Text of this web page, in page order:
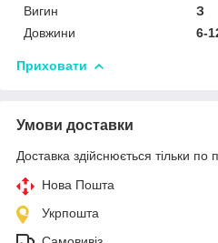
Вигин
З
Довжини
6-
Приховати
Умови доставки
Доставка здійснюється тільки по
Нова Пошта
Укрпошта